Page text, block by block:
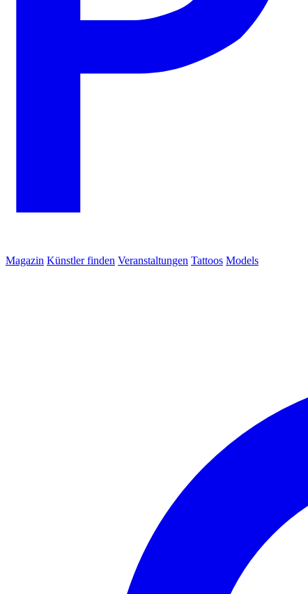
Magazin Künstler finden Veranstaltungen Tattoos Models